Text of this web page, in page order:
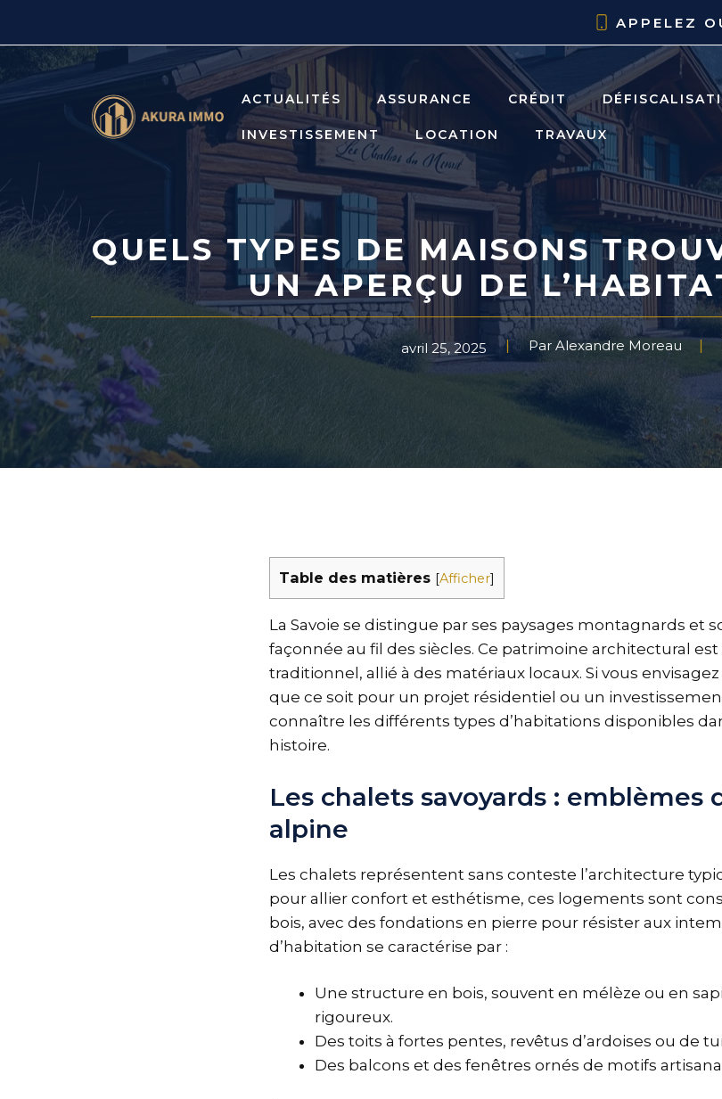
contenu
APPELEZ
ACTUALITÉS ASSURANCE CRÉDIT
INVESTISSEMENT LOCATION TRAVAUX
QUELS TYPES DE MAISONS
UN APERÇU DE
avril 25, 2025 Par Alexandre Moreau
Table des matières [Afficher]
La Savoie se distingue par ses paysages montagnards et
façonnée au fil des siècles. Ce patrimoine architectural est
traditionnel, allié à des matériaux locaux. Si vous
que ce soit pour un projet résidentiel ou un
connaître les différents types d’habitations disponibles
histoire.
Les chalets savoyards : emblèmes
alpine
Les chalets représentent sans conteste l’architecture
pour allier confort et esthétisme, ces logements sont
bois, avec des fondations en pierre pour résister aux
d’habitation se caractérise par :
Une structure en bois, souvent en mélèze ou en
rigoureux.
Des toits à fortes pentes, revêtus d’ardoises ou de
Des balcons et des fenêtres ornés de motifs